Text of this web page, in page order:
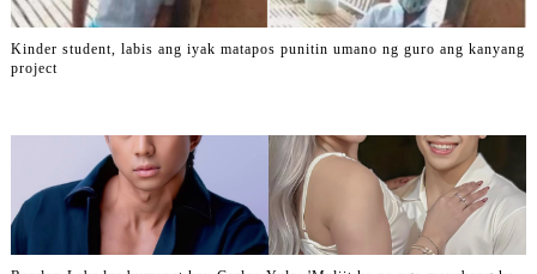
Kinder student, labis ang iyak matapos punitin umano ng guro ang kanyang
project